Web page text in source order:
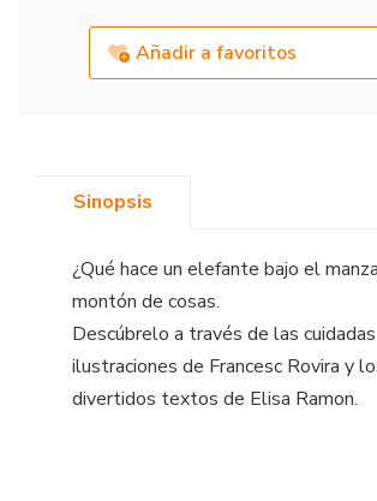
Añadir a favoritos
Sinopsis
¿Qué hace un elefante bajo el
montón de cosas.
Descúbrelo a través de las cuidadas
ilustraciones de Francesc Rovira y
divertidos textos de Elisa Ramon.